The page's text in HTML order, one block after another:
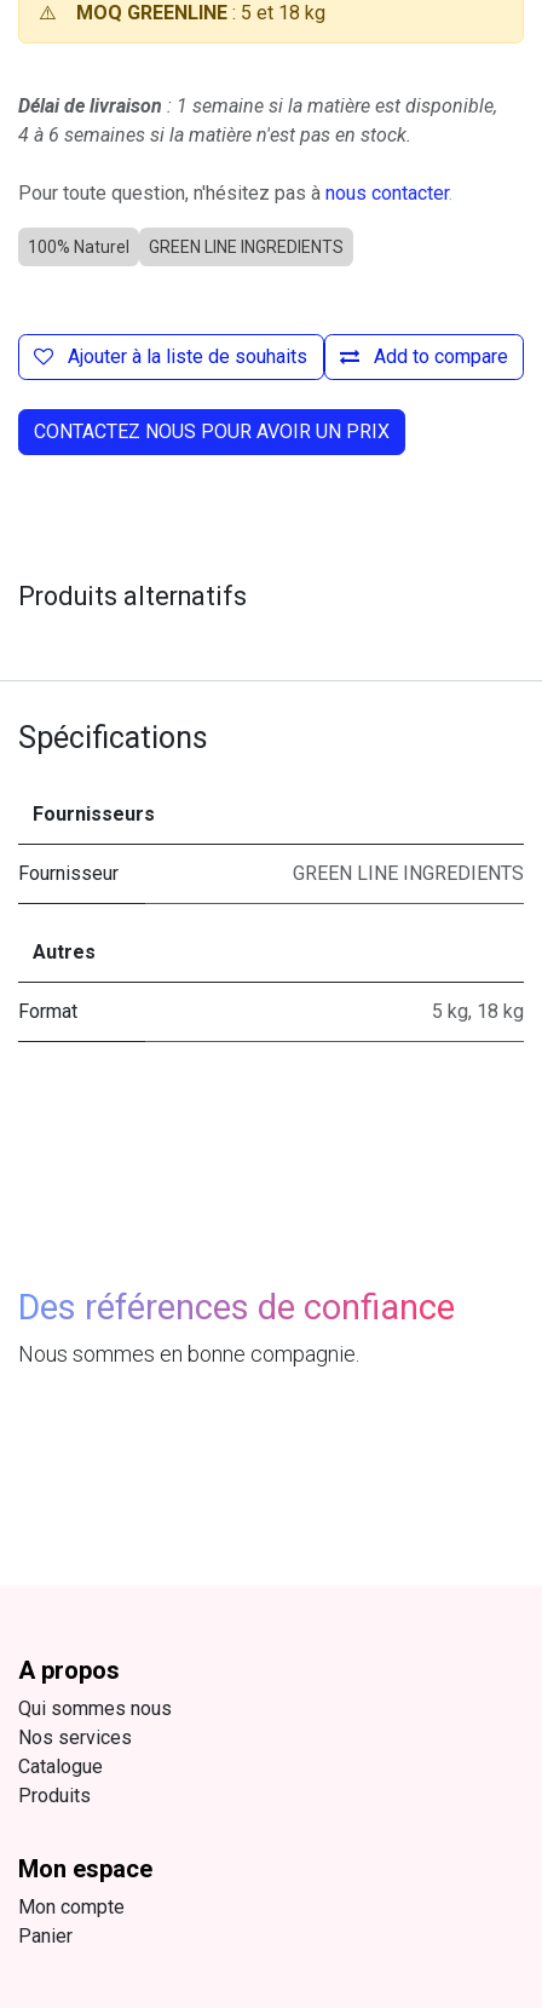
⚠️ MOQ GREENLINE : 5 et 18 kg
Délai de livraison : 1 semaine si la matière est disponible,
4 à 6 semaines si la matière n'est pas en stock.
Pour toute question, n'hésitez pas à nous contacter.
100% Naturel GREEN LINE INGREDIENTS
Add to compare
Ajouter à la liste de souhaits
CONTACTEZ NOUS POUR AVOIR UN PRIX
Produits alternatifs
Spécifications
Fournisseurs
Fournisseur GREEN LINE INGREDIENTS
Autres
Format 5 kg, 18 kg
Des références de confiance
Nous sommes en bonne compagnie.
A propos
Qui sommes nous
Nos services
Catalogue
Produits
Mon espace
Mon compte
Panier